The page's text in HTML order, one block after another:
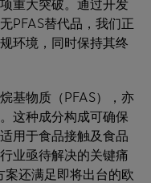
PFAS替代品，我们正
环境，同时保持其终
基物质（PFAS），亦
这种成分构成可确保
用于食品接触及食品
业亟待解决的关键痛
案还满足即将出台的欧